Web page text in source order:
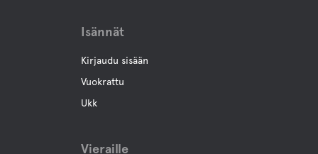
Isännät
Kirjaudu sisään
Vuokrattu
Ukk
Vieraille